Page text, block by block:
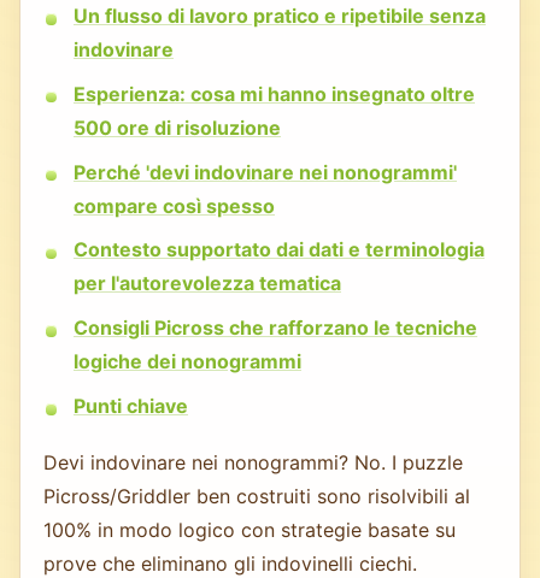
Un flusso di lavoro pratico e ripetibile senza
indovinare
Esperienza: cosa mi hanno insegnato oltre
500 ore di risoluzione
Perché 'devi indovinare nei nonogrammi'
compare così spesso
Contesto supportato dai dati e terminologia
per l'autorevolezza tematica
Consigli Picross che rafforzano le tecniche
logiche dei nonogrammi
Punti chiave
Devi indovinare nei nonogrammi? No. I puzzle
Picross/Griddler ben costruiti sono risolvibili al
100% in modo logico con strategie basate su
prove che eliminano gli indovinelli ciechi.